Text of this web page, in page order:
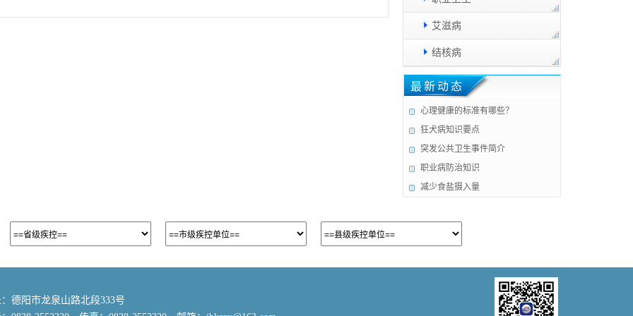
艾滋病
结核病
最新动态
心理健康的标准有哪些？
狂犬病知识要点
突发公共卫生事件简介
职业病防治知识
减少食盐摄入量
德阳市龙泉山路北段333号